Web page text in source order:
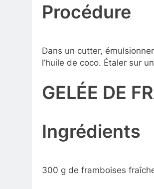
Procédure
Dans un cutter,
l’huile de coco. Étaler sur
GELÉE DE
Ingrédients
300 g de framboises